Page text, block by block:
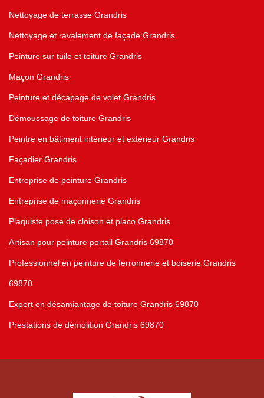
Nettoyage de terrasse Grandris
Nettoyage et ravalement de façade Grandris
Peinture sur tuile et toiture Grandris
Maçon Grandris
Peinture et décapage de volet Grandris
Démoussage de toiture Grandris
Peintre en bâtiment intérieur et extérieur Grandris
Façadier Grandris
Entreprise de peinture Grandris
Entreprise de maçonnerie Grandris
Plaquiste pose de cloison et placo Grandris
Artisan pour peinture portail Grandris 69870
Professionnel en peinture de ferronnerie et boiserie Grandris
69870
Expert en désamiantage de toiture Grandris 69870
Prestations de démolition Grandris 69870